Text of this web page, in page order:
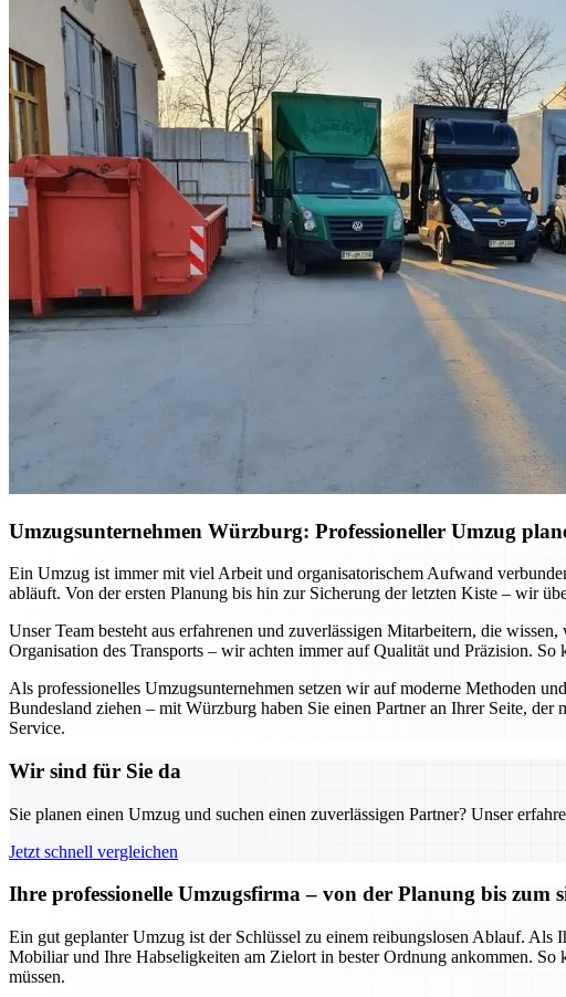
Umzugsunternehmen Würzburg: Professioneller Umzug
Ein Umzug ist immer mit viel Arbeit und organisatorischem Aufwand
abläuft. Von der ersten Planung bis hin zur Sicherung der letzten Kiste – wir
Unser Team besteht aus erfahrenen und zuverlässigen Mitarbeitern, die
Organisation des Transports – wir achten immer auf Qualität und Präzision.
Als professionelles Umzugsunternehmen setzen wir auf moderne Methoden
Bundesland ziehen – mit Würzburg haben Sie einen Partner an Ihrer Seite,
Service.
Wir sind für Sie da
Sie planen einen Umzug und suchen einen zuverlässigen Partner? Unser
Jetzt schnell vergleichen
Ihre professionelle Umzugsfirma – von der Planung bis zum
Ein gut geplanter Umzug ist der Schlüssel zu einem reibungslosen Ablauf.
Mobiliar und Ihre Habseligkeiten am Zielort in bester Ordnung ankommen. So
müssen.